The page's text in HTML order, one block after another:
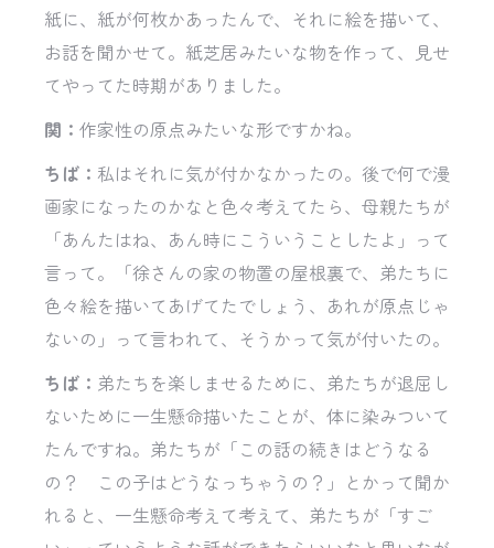
紙に、紙が何枚かあったんで、それに絵を描いて、
お話を聞かせて。紙芝居みたいな物を作って、見せ
てやってた時期がありました。
関： 作家性の原点みたいな形ですかね。
ちば： 私はそれに気が付かなかったの。後で何で漫
画家になったのかなと色々考えてたら、母親たちが
「あんたはね、あん時にこういうことしたよ」って
言って。「徐さんの家の物置の屋根裏で、弟たちに
色々絵を描いてあげてたでしょう、あれが原点じゃ
ないの」って言われて、そうかって気が付いたの。
ちば： 弟たちを楽しませるために、弟たちが退屈し
ないために一生懸命描いたことが、体に染みついて
たんですね。弟たちが「この話の続きはどうなる
の？ この子はどうなっちゃうの？」とかって聞か
れると、一生懸命考えて考えて、弟たちが「すご